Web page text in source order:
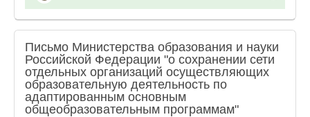
Письмо Министерства образования и науки
Российской Федерации "о сохранении сети
отдельных организаций осуществляющих
образовательную деятельность по
адаптированным основным
общеобразовательным программам"